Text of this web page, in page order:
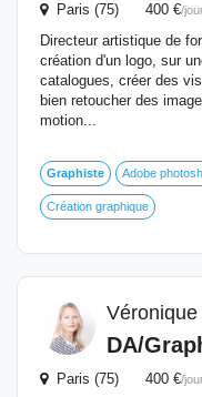
Paris (75) 400 €/
Directeur artistique de
création d'un logo, sur
catalogues, créer des
bien retoucher des
motion...
Graphiste Adobe
Création graphique
Véronique
DA/
Paris (75) 400 €/